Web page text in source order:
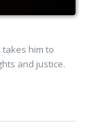
him to
and justice.